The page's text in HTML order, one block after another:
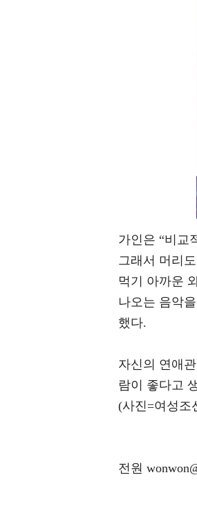
가인은 “비교
그래서 머리
먹기 아까운
나오는 음악
했다.
자신의 연애
람이 좋다고
(사진=여성조
전원